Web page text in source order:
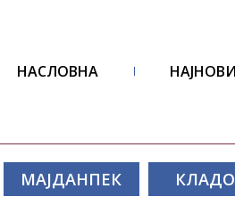
НАСЛОВНА
МАЈДАНПЕК